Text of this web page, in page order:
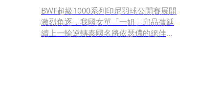
BWF超級1000系列印尼羽球公開賽展開
激烈角逐，我國女單「一姐」邱品蒨延
續上一輪逆轉泰國名將依瑟儂的絕佳氣